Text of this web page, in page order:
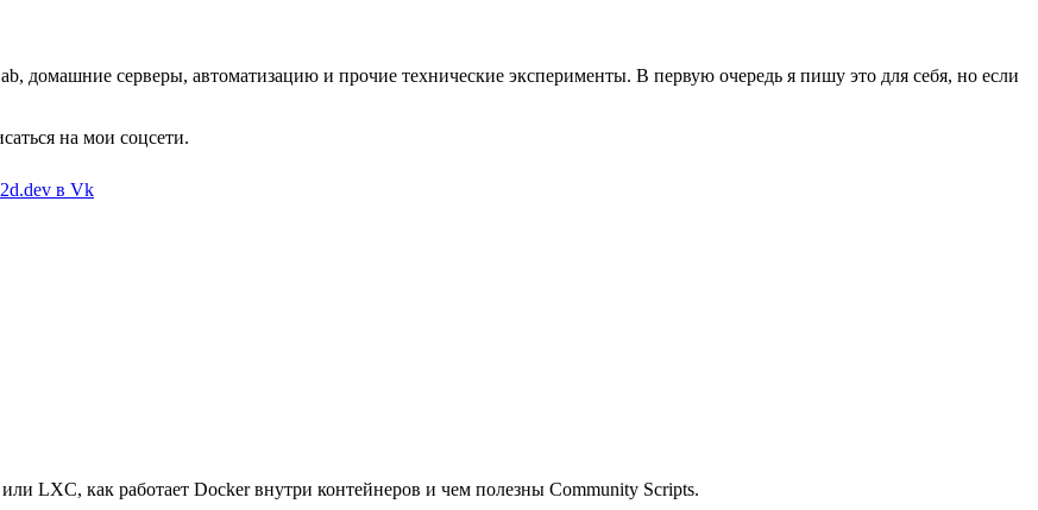
домашние серверы, автоматизацию и прочие технические эксперименты. В первую очередь я пишу это для себя, но если
на мои соцсети.
в Vk
LXC, как работает Docker внутри контейнеров и чем полезны Community Scripts.